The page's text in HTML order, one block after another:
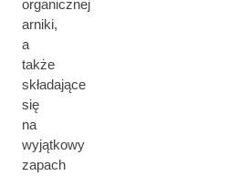
organicznej
arniki,
a
także
składające
się
na
wyjątkowy
zapach